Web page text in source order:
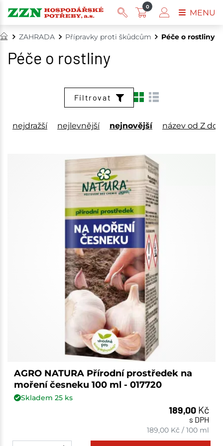
ZAHRADA Přípravky proti škůdcům Péče o rostliny
Péče o rostliny
Filtrovat
nejdražší nejlevnější nejnovější název od Z do
AGRO NATURA Přírodní prostředek na
moření česneku 100 ml - 017720
Skladem 25ks
189,00 Kč
s DPH
189,00 Kč /100 ml
0
MENU